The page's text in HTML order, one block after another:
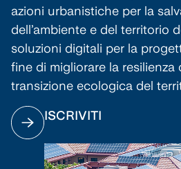
azioni urbanistiche per la
dell’ambiente e del territorio
soluzioni digitali per la
fine di migliorare la resilienza
transizione ecologica del
ISCRIVITI